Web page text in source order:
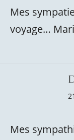
Mes
voyage…
Mes